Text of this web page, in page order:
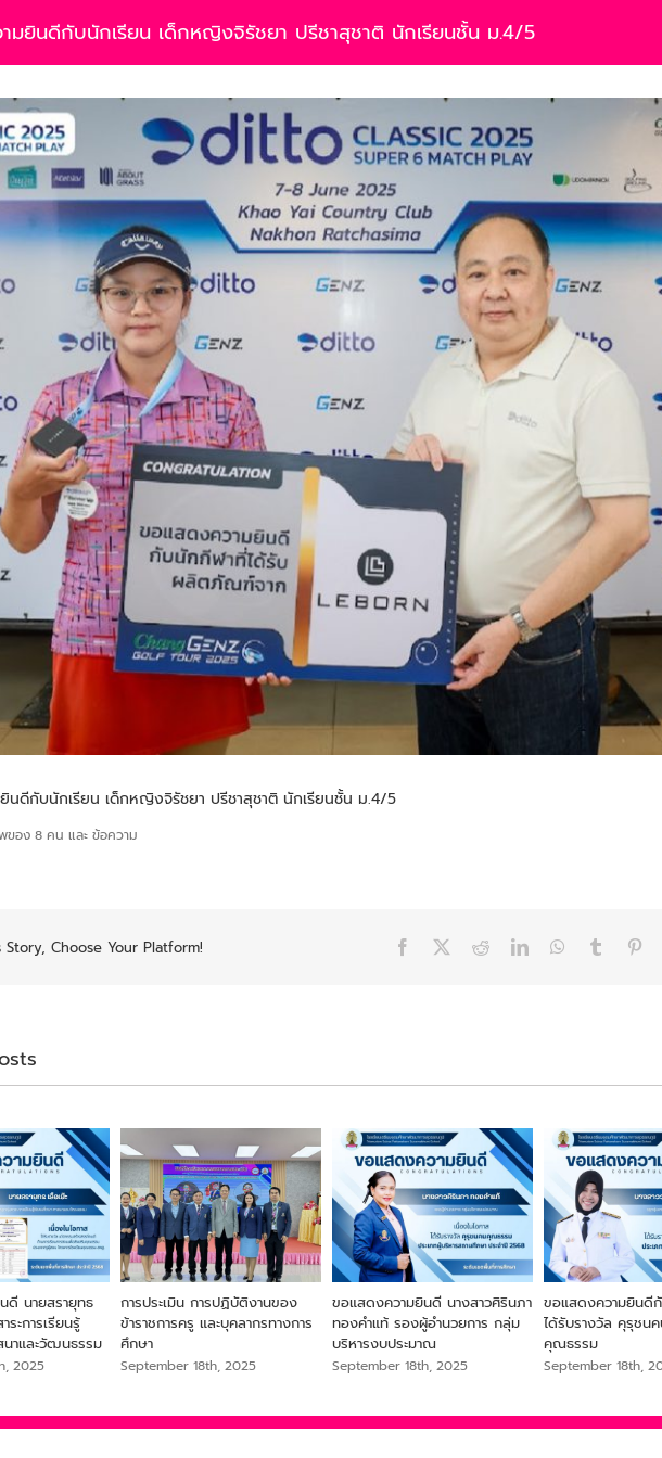
มยินดีกับนักเรียน เด็กหญิงจิรัชยา ปรีชาสุชาติ นักเรียนชั้น ม.4/5
นดีกับนักเรียน เด็กหญิงจิรัชยา ปรีชาสุชาติ นักเรียนชั้น ม.4/5
Story, Choose Your Platform! Facebook RedditLinkedInWhatsApp
Tumblr
ดี นายสรายุทธ
ระการเรียนรู้
าและวัฒนธรรม
2025
การประเมิน การปฏิบัติงานของ
ข้าราชการครู และบุคลากรทางการ
ศึกษา
September 18th, 2025
ขอแสดงความยินดี นางสาวศิรินภา
ทองคำแท้ รองผู้อำนวยการ กลุ่ม
บริหารงบประมาณ
September 18th, 2025
ขอแสดงความยินดีกั
ได้รับรางวัล คุรุชน
คุณธรรม
September 18th,